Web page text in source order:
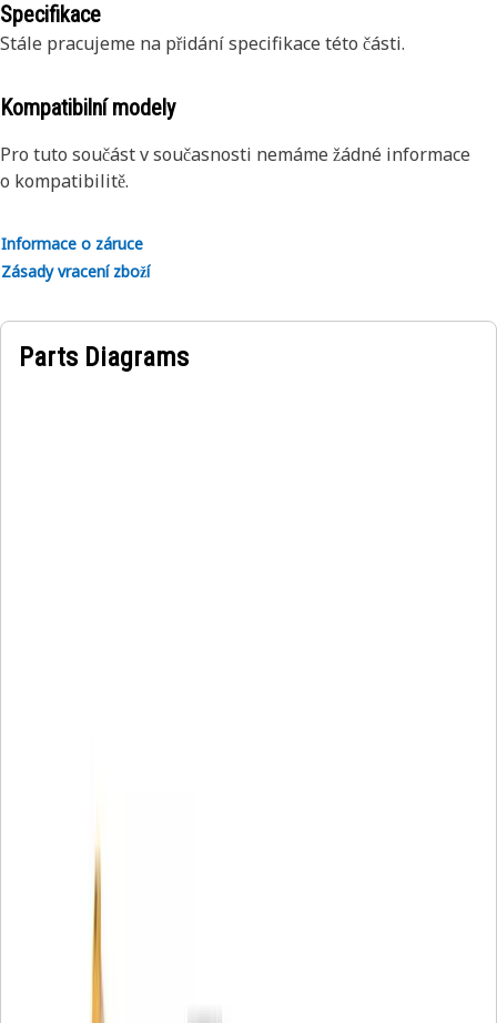
Specifikace
Stále pracujeme na přidání specifikace této části.
Kompatibilní modely
Pro tuto součást v současnosti nemáme žádné informace
o kompatibilitě.
Informace o záruce
Zásady vracení zboží
Parts Diagrams